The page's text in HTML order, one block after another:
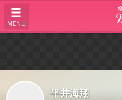
MENU
平井海翔